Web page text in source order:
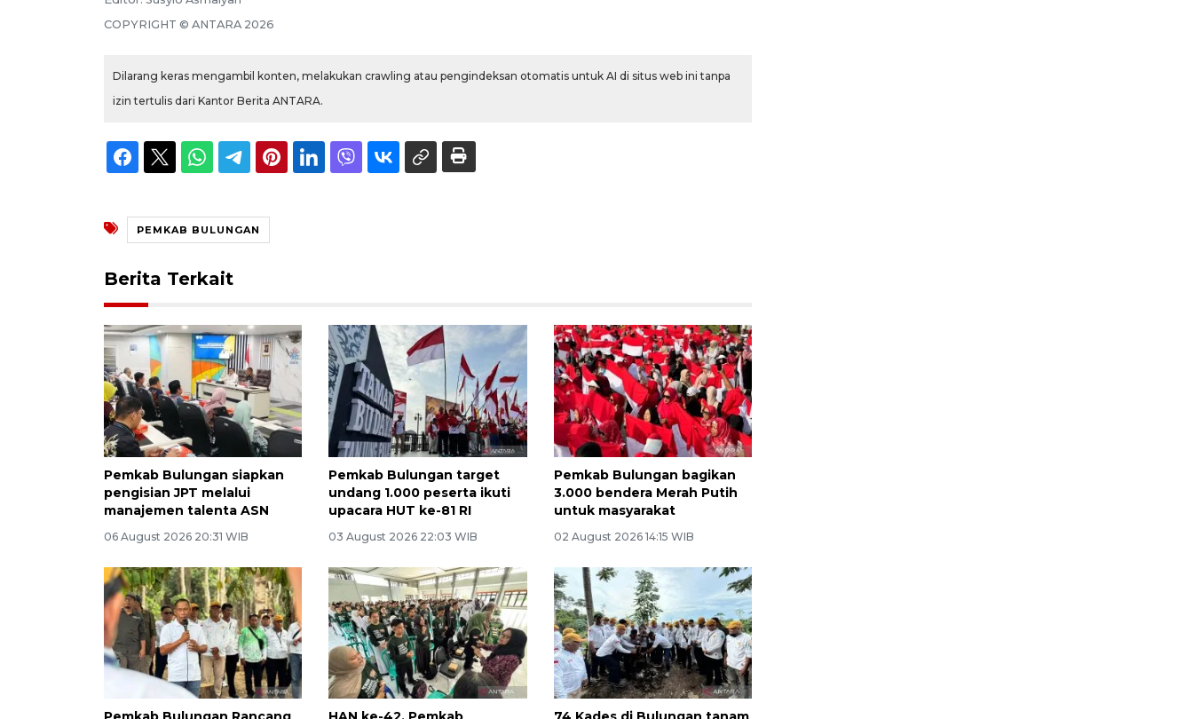
COPYRIGHT © ANTARA 2026
Dilarang keras mengambil konten, melakukan crawling atau pengindeksan otomatis untuk AI di situs web ini tanpa
izin tertulis dari Kantor Berita ANTARA.
PEMKAB BULUNGAN
Berita Terkait
Pemkab Bulungan siapkan
pengisian JPT melalui
manajemen talenta ASN
06 August 2026 20:31 WIB
Pemkab Bulungan target
undang 1.000 peserta ikuti
upacara HUT ke-81 RI
03 August 2026 22:03 WIB
Pemkab Bulungan bagikan
3.000 bendera Merah Putih
untuk masyarakat
02 August 2026 14:15 WIB